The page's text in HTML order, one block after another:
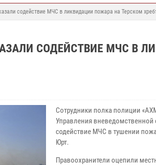
содействие МЧС в ликвидации пожара на Терском
СОДЕЙСТВИЕ МЧС В
Сотрудники полка полиции
Управления вневедомственной
содействие МЧС в тушении
Юрт.
Правоохранители оцепили